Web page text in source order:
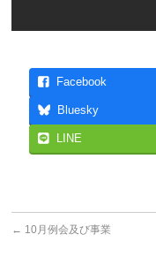
Facebook
Bluesky
LINE
← 10月例会及び事業